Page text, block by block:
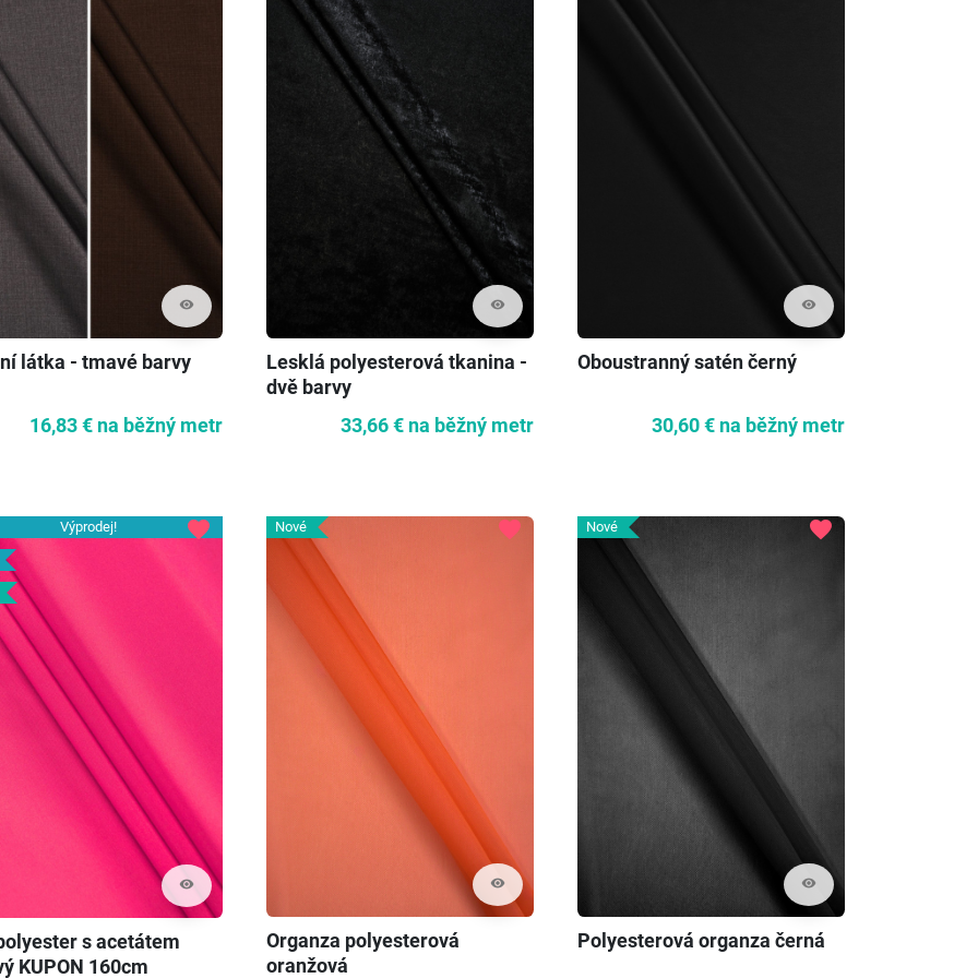
visibility
látka - tmavé barvy
16,83 € na běžný metr
visibility
Lesklá polyesterová tkanina -
dvě barvy
33,66 € na běžný metr
visibility
Oboustranný satén černý
30,60 € na běžný metr
Výprodej!
visibility
favorite
s acetátem
KUPON 160cm
Nové
visibility
favorite
Organza polyesterová
oranžová
Nové
visibility
favorite
Polyesterová organza černá